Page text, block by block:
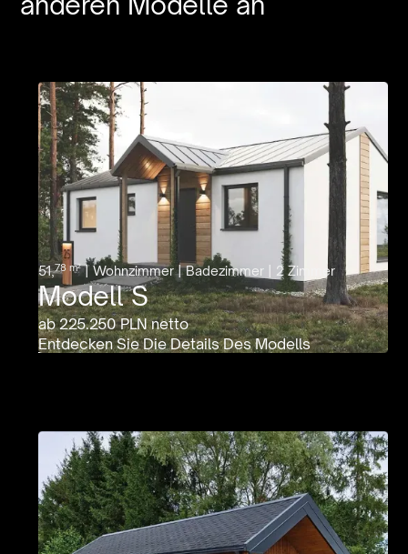
51,78 m²| Wohnzimmer | Badezimmer | 2 Zimmer
Modell S
ab 225.250 PLN netto
Entdecken Sie Die Details Des Modells